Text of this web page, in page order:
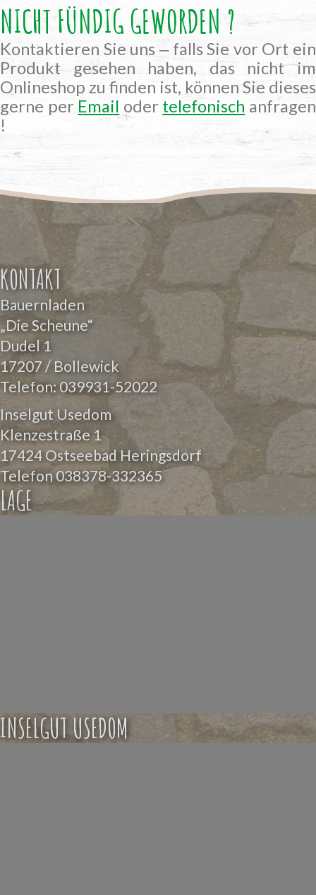
NICHT FÜNDIG GEWORDEN ?
Kontaktieren Sie uns ‒ falls Sie vor Ort ein
Produkt gesehen haben, das nicht im
Onlineshop zu finden ist, können Sie dieses
gerne per Email oder telefonisch anfragen
!
KONTAKT
Bauernladen
„Die Scheune“
Dudel 1
17207 / Bollewick
Telefon:039931-52022
Inselgut Usedom
Klenzestraße 1
17424 Ostseebad Heringsdorf
Telefon038378-332365
LAGE
INSELGUT USEDOM